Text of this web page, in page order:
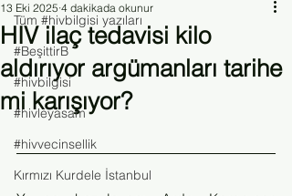
Tüm #hivbilgisi yazıları
#BeşittirB
#hivbilgisi
#hivleyasam
#hivvecinsellik
Kırmızı Kurdele İstanbul
HIV ilaç tedavisi kilo
aldırıyor argümanları tarihe
mi karışıyor?
13 Eki 2025 4 dakikada okunur